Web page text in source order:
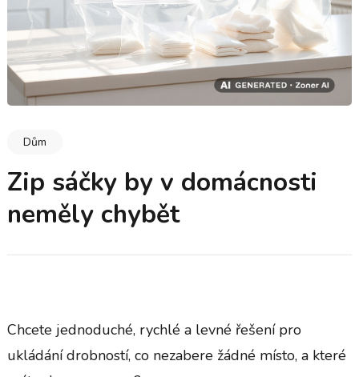
Dům
Zip sáčky by v domácnosti
neměly chybět
Chcete jednoduché, rychlé a levné řešení pro
ukládání drobností, co nezabere žádné místo, a které